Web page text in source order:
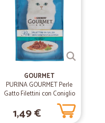
GOURMET
PURINA GOURMET Perle
Gatto Filettini con Coniglio
1,49 €